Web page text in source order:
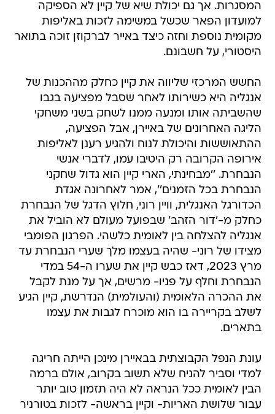
המסגרות. אך גם יכולת שיא של קיין לא הספיקה
למועדון הפאר שכשל במשימה לזכות באליפות
מקומית נוספת וחזה כיצד באייר לברקוזן זוכה בתואר
היסטורי, על חשבונם.
החשש המרכזי שליווה את קיין כחלק מההכנות של
אנגליה היא כשירותו לאחר שסבל מפציעה בגבו
שהשביתה אותו ומנעה ממנו לשחק בשני משחקי
הליגה האחרונים של באיירן, אבל הפציעה,
ההתאוששות והיכולת לנוח ולהגיע רענן לאליפות
אירופה הקרובה רק היטיבו עמו, לדברי אנשי
הנבחרת. ''מבחינתי, הארי קיין הוא גדול שחקני
הנבחרת בכל הזמנים'', אמר לאחרונה אגדת
הכדורגל האנגלית, וויין רוני, חלוץ הדגל של הנבחרת
כחלק מ-'דור הזהב' שבפועל מעולם לא הוביל את
אנגליה להצלחה בין לאומית כלשהי. הפרגון הפומבי
מצידו של רוני- שהיה בעצמו מלך שערי הנבחרת עד
מרץ 2023, דאז כבש קיין את שערו ה-54 במדי
הנבחרת וחלף על פניו- מרשים, אך על מנת לקבל
את ההכרה הלאומית (והעולמית) הנדרשת, קיין הגיע
לשלב בקריירה בו הוא מוכרח לגבות את עצמו
בתארים.
עונת הנפל הקבוצתית בבאיירן מינכן הייתה חריגה
למדי וסביר להניח שלא תשוב בקרוב, אולם ברמה
הבין לאומית ככל הנראה לא היה תזמון טוב יותר
עבור שלושת האריות- וקיין בראשה- לזכות בטורניר